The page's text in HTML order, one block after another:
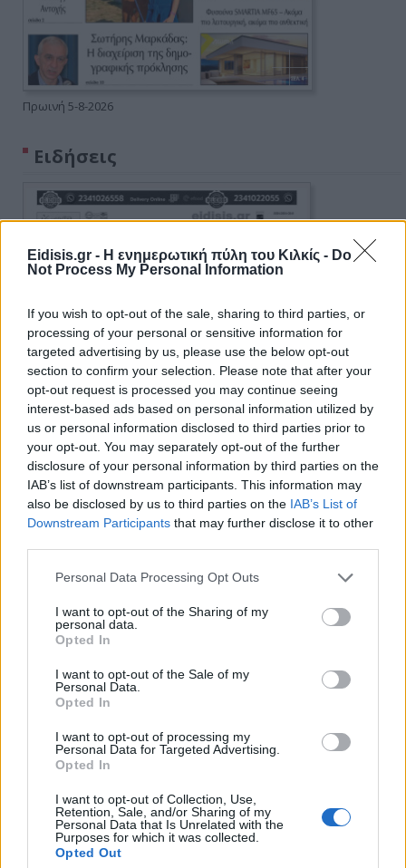
Eidisis.gr - Η ενημερωτική πύλη του Κιλκίς - Do
Not Process My Personal Information
If you wish to opt-out of the sale, sharing to third parties, or
processing of your personal or sensitive information for
targeted advertising by us, please use the below opt-out
section to confirm your selection. Please note that after your
opt-out request is processed you may continue seeing
interest-based ads based on personal information utilized by
us or personal information disclosed to third parties prior to
your opt-out. You may separately opt-out of the further
disclosure of your personal information by third parties on the
IAB’s list of downstream participants. This information may
also be disclosed by us to third parties on the IAB’s List of
Downstream Participants that may further disclose it to other
Personal Data Processing Opt Outs
I want to opt-out of the Sharing of my
personal data.
Opted In
I want to opt-out of the Sale of my
Personal Data.
Opted In
I want to opt-out of processing my
Personal Data for Targeted Advertising.
Opted In
I want to opt-out of Collection, Use,
Retention, Sale, and/or Sharing of my
Personal Data that Is Unrelated with the
Purposes for which it was collected.
Opted Out
Πρωινή 5-8-2026
Ειδήσεις
Ειδήσεις 5-8-2026